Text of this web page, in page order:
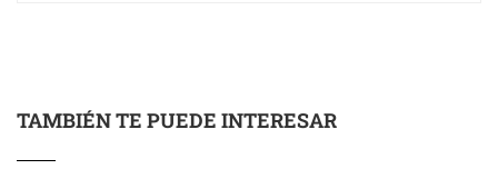
TAMBIÉN TE PUEDE INTERESAR